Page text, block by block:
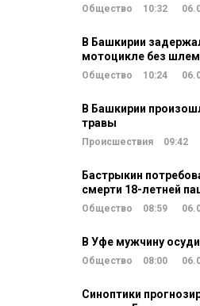
Общество 10:32
В Башкирии
мотоцикле без
Общество 10:24
В Башкирии
травы
Происшествия 09:42
Бастрыкин
смерти 18-летней
Общество 08:59
В Уфе мужчину
Общество 08:00
Синоптики